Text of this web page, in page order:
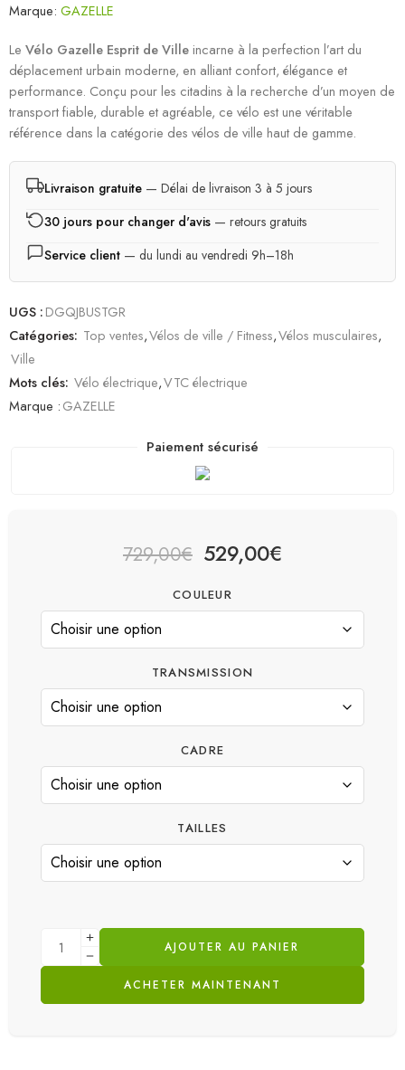
Marque: GAZELLE
Le Vélo Gazelle Esprit de Ville incarne à la perfection l’art du
déplacement urbain moderne, en alliant confort, élégance et
performance. Conçu pour les citadins à la recherche d’un moyen de
transport fiable, durable et agréable, ce vélo est une véritable
référence dans la catégorie des vélos de ville haut de gamme.
Livraison gratuite — Délai de livraison 3 à 5 jours
30 jours pour changer d'avis — retours gratuits
Service client — du lundi au vendredi 9h–18h
UGS :DGQJBUSTGR
Catégories: Top ventes,Vélos de ville / Fitness,Vélos musculaires,
Ville
Mots clés: Vélo électrique,VTC électrique
Marque :GAZELLE
Paiement sécurisé
729,00€ 529,00€
COULEUR
TRANSMISSION
CADRE
TAILLES
AJOUTER AU PANIER
ACHETER MAINTENANT